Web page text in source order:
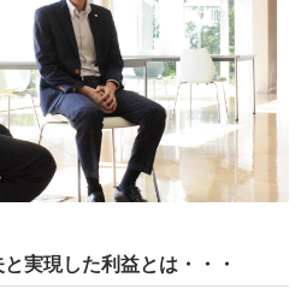
実現した利益とは・・・